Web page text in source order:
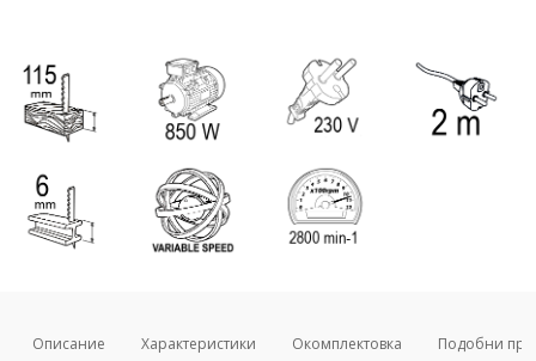
Описание Характеристики Окомплектовка Подобни